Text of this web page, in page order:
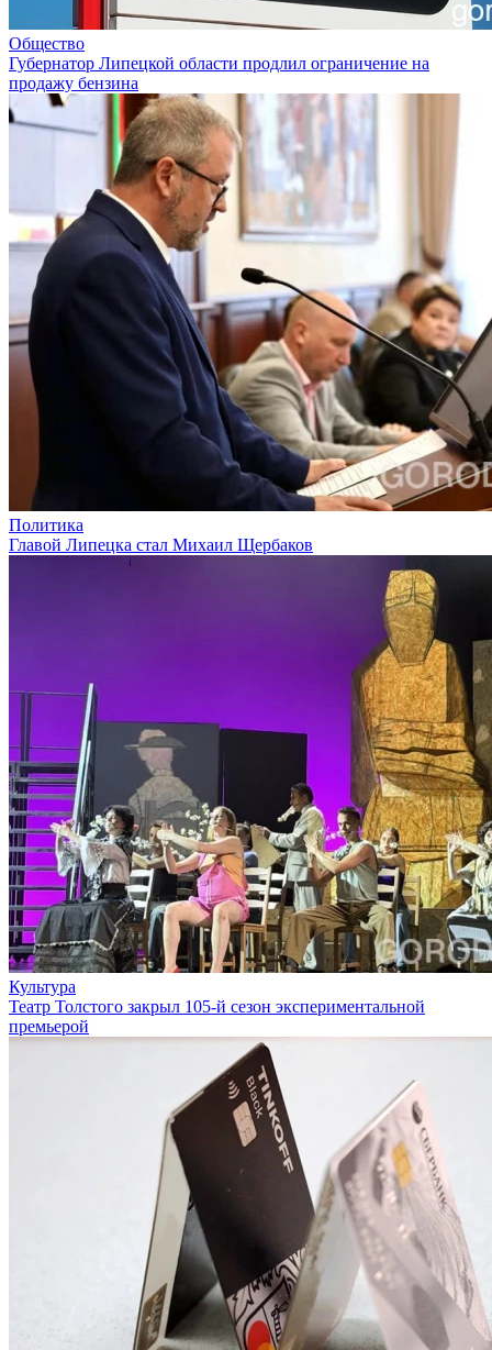
Общество
Губернатор Липецкой области продлил ограничение на
продажу бензина
Политика
Главой Липецка стал Михаил Щербаков
Культура
Театр Толстого закрыл 105-й сезон экспериментальной
премьерой